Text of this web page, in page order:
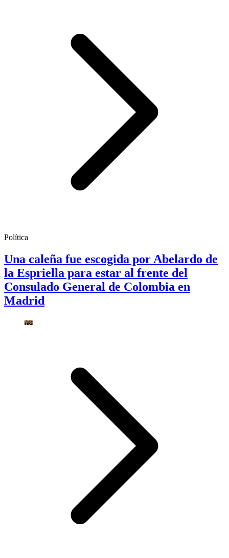
Política
Una caleña fue escogida por Abelardo de
la Espriella para estar al frente del
Consulado General de Colombia en
Madrid